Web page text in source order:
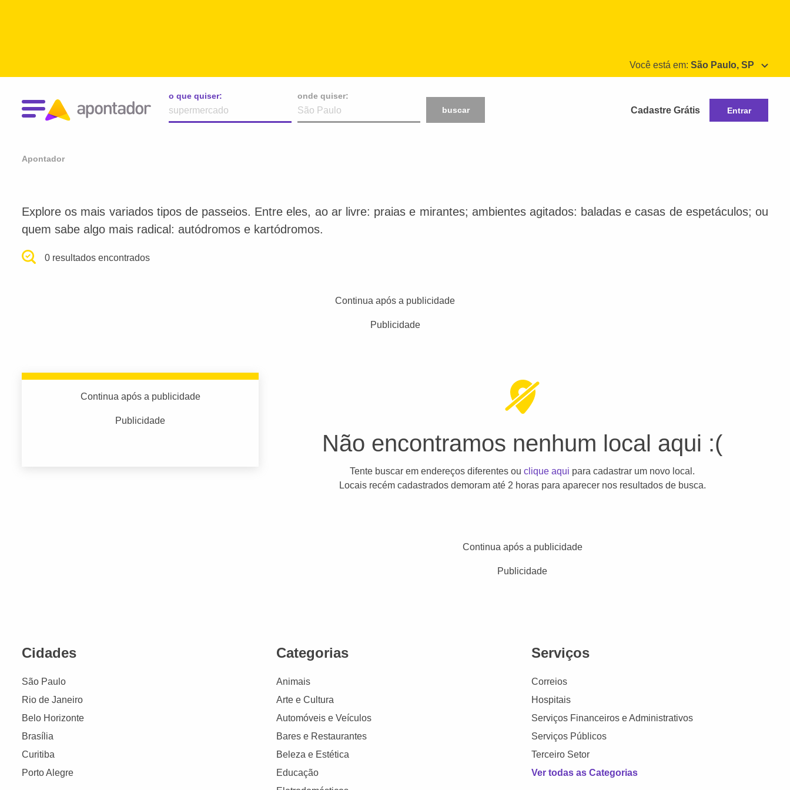
Você está em: São Paulo, SP
o que quiser:
onde quiser:
buscar
Cadastre Grátis Entrar
Apontador
Explore os mais variados tipos de passeios. Entre eles, ao ar livre: praias e mirantes; ambientes agitados: baladas e casas de espetáculos; ou
quem sabe algo mais radical: autódromos e kartódromos.
0 resultados encontrados
Continua após a publicidade
Publicidade
Continua após a publicidade
Publicidade
Não encontramos nenhum local aqui :(
Tente buscar em endereços diferentes ouclique aqui para cadastrar um novo local.
Locais recém cadastrados demoram até 2 horas para aparecer nos resultados de busca.
Continua após a publicidade
Publicidade
Cidades
São Paulo
Rio de Janeiro
Belo Horizonte
Brasília
Curitiba
Porto Alegre
Categorias
Animais
Arte e Cultura
Automóveis e Veículos
Bares e Restaurantes
Beleza e Estética
Educação
Serviços
Correios
Hospitais
Serviços Financeiros e Administrativos
Serviços Públicos
Terceiro Setor
Ver todas as Categorias